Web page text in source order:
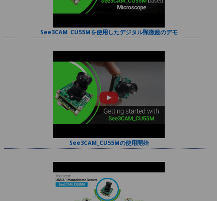
See3CAM_CU55Mを使用したデジタル顕微鏡のデモ
See3CAM_CU55Mの使用開始